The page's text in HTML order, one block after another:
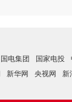
国电集团 国家电投
新华网 央视网 新